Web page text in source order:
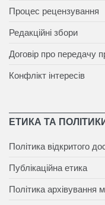
Процес рецензування
Редакційні збори
Договір про передачу
Конфлікт інтересів
ЕТИКА ТА
Політика відкритого
Публікаційна етика
Політика архівування